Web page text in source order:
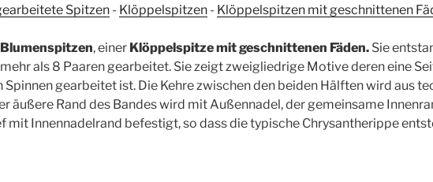
Spitzen - Klöppelspitzen - Klöppelspitzen mit geschnittenen
Blumenspitzen, einer Klöppelspitze mit geschnittenen Fäden. Sie
als 8 Paaren gearbeitet. Sie zeigt zweigliedrige Motive deren eine
gearbeitet ist. Die Kehre zwischen den beiden Hälften wird aus
äußere Rand des Bandes wird mit Außennadel, der gemeinsame
mit Innennadelrand befestigt, so dass die typische Chrysantherippe